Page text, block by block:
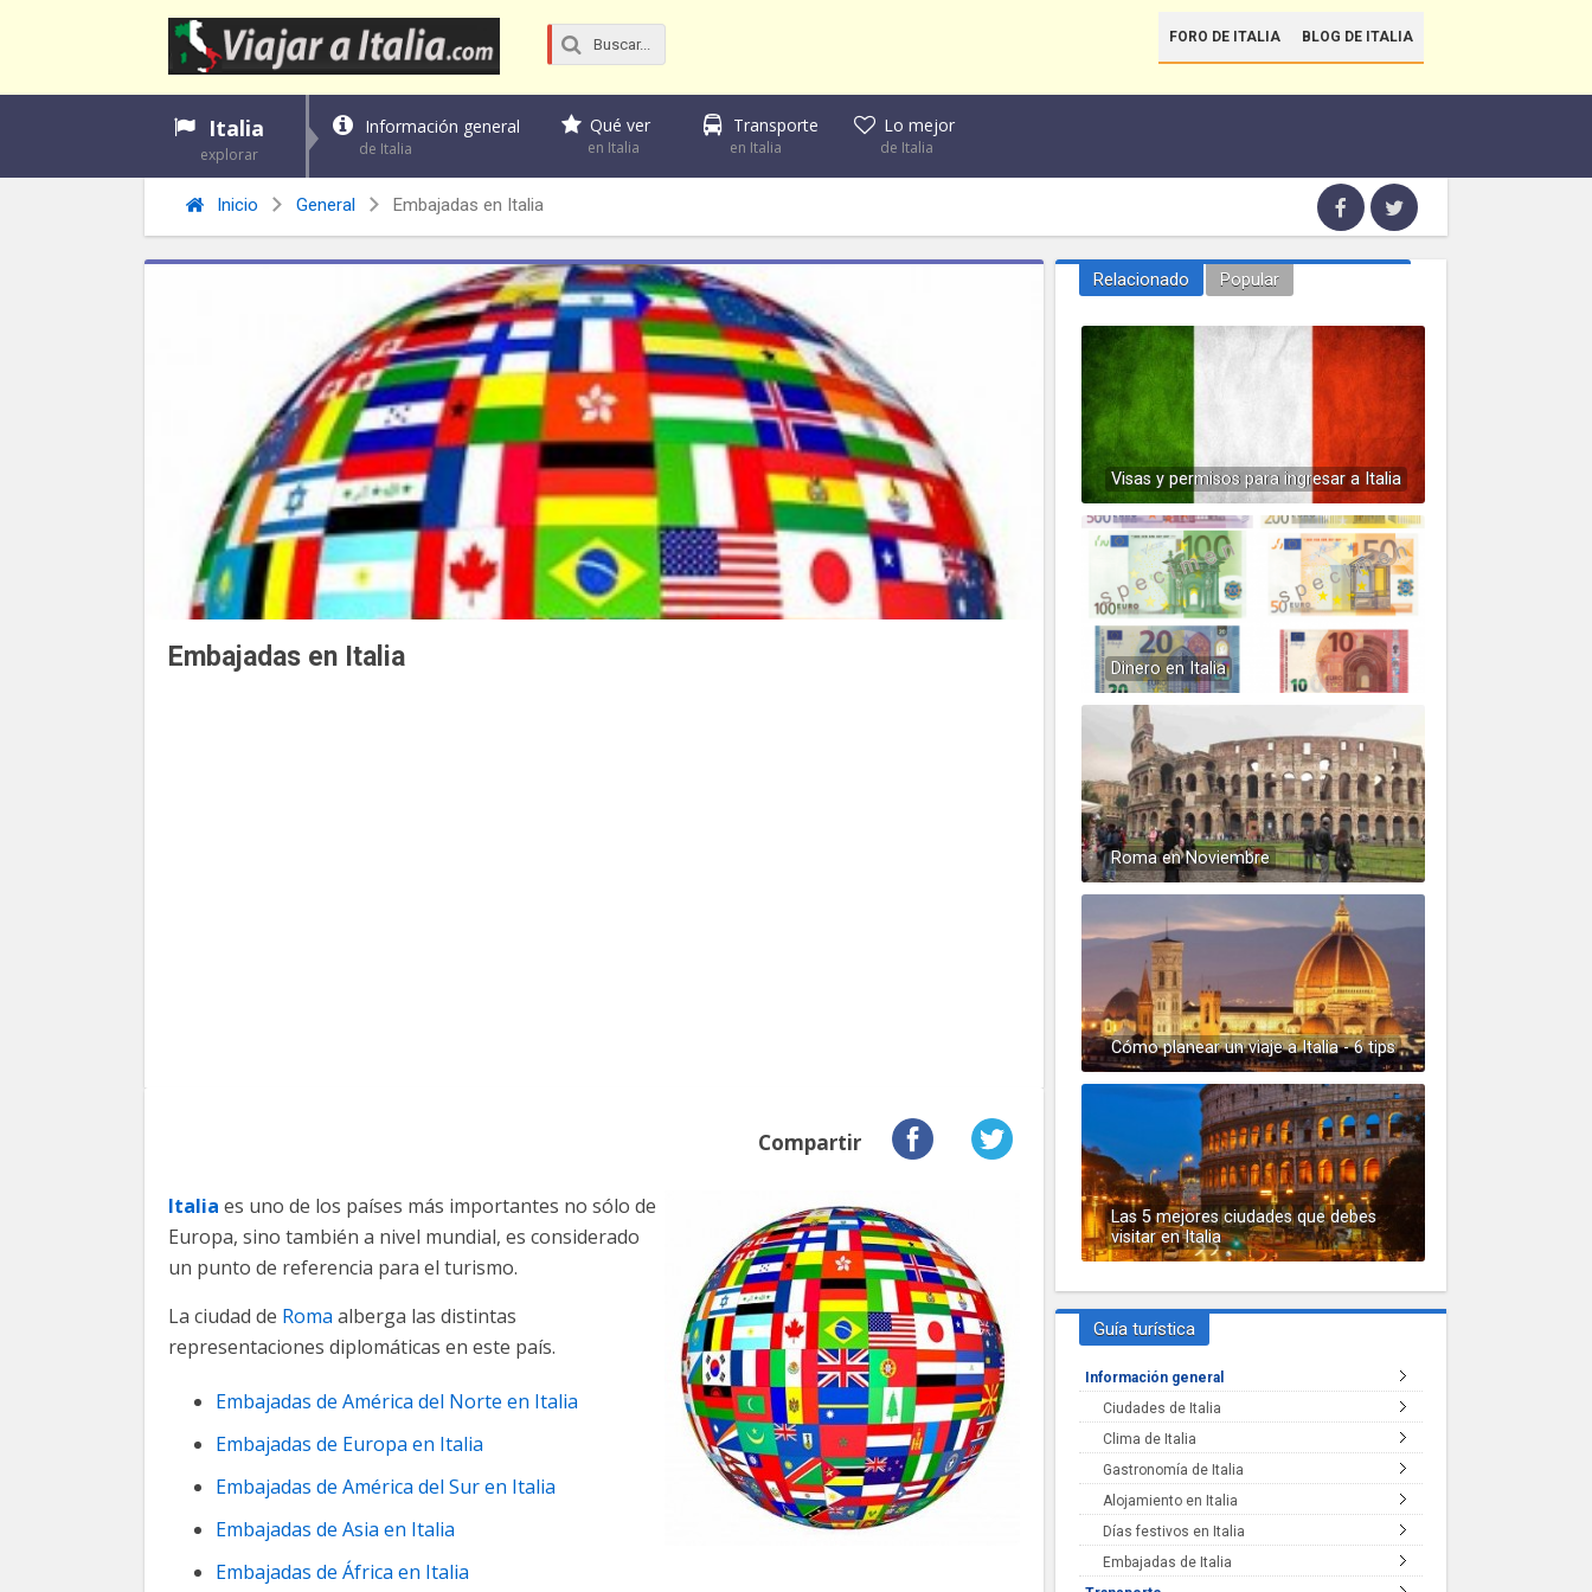
FORO DE ITALIA BLOG DE ITALIA
Italia
explorar
Información general
de Italia
Qué ver
en Italia
Transporte
en Italia
Lo mejor
de Italia
Inicio General Embajadas en Italia
Embajadas en Italia
Compartir
Italia es uno de los países más importantes no sólo de
Europa, sino también a nivel mundial, es considerado
un punto de referencia para el turismo.
La ciudad de Roma alberga las distintas
representaciones diplomáticas en este país.
Embajadas de América del Norte en Italia
Embajadas de Europa en Italia
Embajadas de América del Sur en Italia
Embajadas de Asia en Italia
Embajadas de África en Italia
Relacionado Popular
Visas y permisos para ingresar a Italia
Dinero en Italia
Roma en Noviembre
Cómo planear un viaje a Italia - 6 tips
Las 5 mejores ciudades que debes
visitar en Italia
Guía turística
Información general
Ciudades de Italia
Clima de Italia
Gastronomía de Italia
Alojamiento en Italia
Días festivos en Italia
Embajadas de Italia